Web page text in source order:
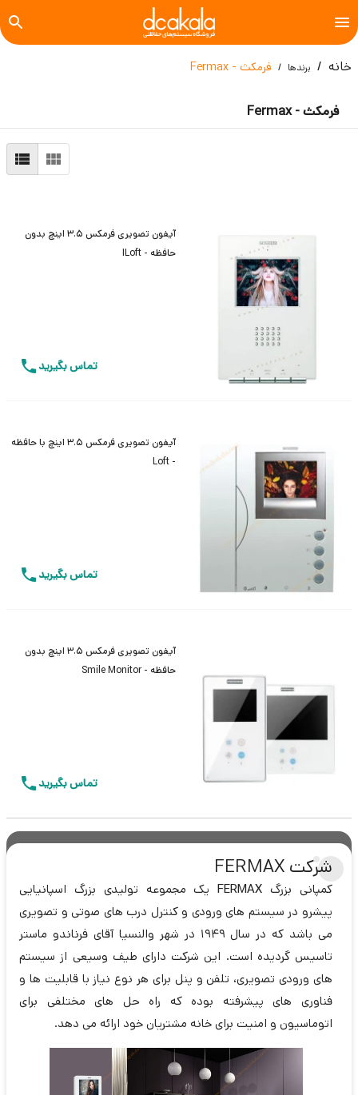
خانه برندها فرمکث - Fermax
فرمکث - Fermax
آیفون تصویری فرمکس 3.5 اینچ بدون
حافظه - ILoft
تماس بگیرید
آیفون تصویری فرمکس 3.5 اینچ با حافظه
- Loft
تماس بگیرید
آیفون تصویری فرمکس 3.5 اینچ بدون
حافظه - Smile Monitor
تماس بگیرید
شرکت FERMAX
کمپانی بزرگ FERMAXیک مجموعه تولیدی بزرگ اسپانیایی
پیشرو در سیستم های ورودی و کنترل درب های صوتی و تصویری
می باشد که در سال 1949 در شهر والنسیا آقای فرناندو ماستر
تاسیس گردیده است. این شرکت دارای طیف وسیعی از سیستم
های ورودی تصویری، تلفن و پنل برای هر نوع نیاز با قابلیت ها و
فناوری های پیشرفته بوده که راه حل های مختلفی برای
اتوماسیون و امنیت برای خانه مشتریان خود ارائه می دهد.